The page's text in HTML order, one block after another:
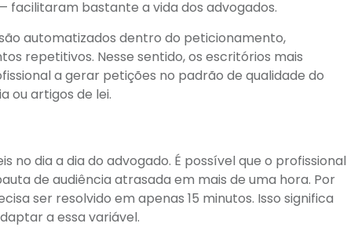
facilitaram bastante a vida dos advogados.
automatizados dentro do peticionamento,
repetitivos. Nesse sentido, os escritórios mais
a gerar petições no padrão de qualidade do
ou artigos de lei.
no dia a dia do advogado. É possível que o profissional
de audiência atrasada em mais de uma hora. Por
ser resolvido em apenas 15 minutos. Isso significa
a essa variável.